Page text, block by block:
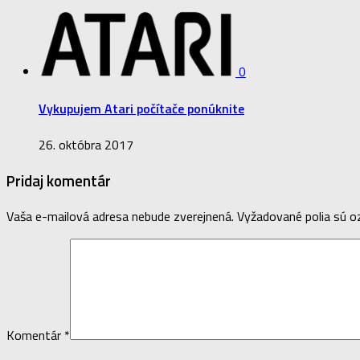
0
Vykupujem Atari počítače ponúknite
26. októbra 2017
Pridaj komentár
Vaša e-mailová adresa nebude zverejnená. Vyžadované polia sú
Komentár *